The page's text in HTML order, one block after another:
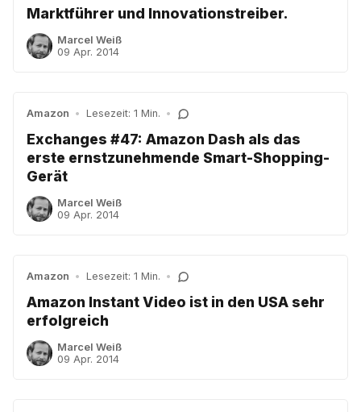
Marktführer und Innovationstreiber.
Marcel Weiß
09 Apr. 2014
Amazon • Lesezeit: 1 Min. •
Exchanges #47: Amazon Dash als das
erste ernstzunehmende Smart-Shopping-
Gerät
Marcel Weiß
09 Apr. 2014
Amazon • Lesezeit: 1 Min. •
Amazon Instant Video ist in den USA sehr
erfolgreich
Marcel Weiß
09 Apr. 2014